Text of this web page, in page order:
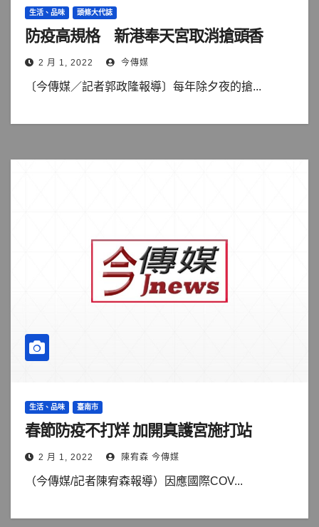
生活、品味 頭條大代誌
防疫高規格 新港奉天宮取消搶頭香
2 月 1, 2022 今傳媒
〔今傳媒／記者郭政隆報導〕每年除夕夜的搶...
生活、品味 臺南市
春節防疫不打烊 加開真護宮施打站
2 月 1, 2022 陳宥森 今傳媒
（今傳媒/記者陳宥森報導）因應國際COV...